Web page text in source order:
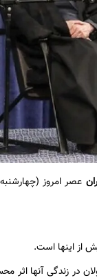
از اینها است.
در زندگی آنها اثر